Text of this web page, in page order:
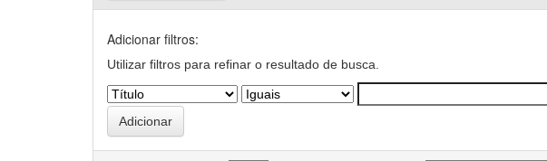
Adicionar filtros:
Utilizar filtros para refinar o resultado de busca.